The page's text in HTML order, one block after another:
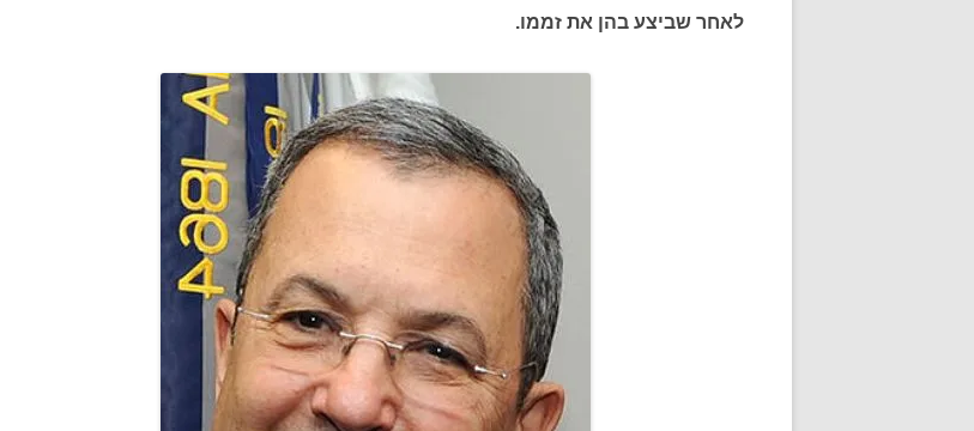
לאחר שביצע בהן את זממו.